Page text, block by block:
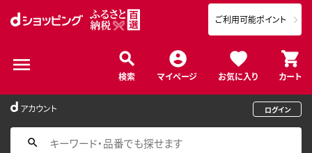
検索 マイページ お気に入り カート
ご利用可能ポイント
アカウント ログイン